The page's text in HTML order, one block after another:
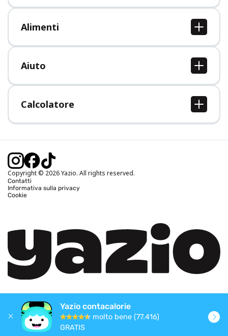
Tutte le storie di successo
Alimenti
Tutti i cibi
Aiuto
Centro assistenza
Calcolatore
Calcolo BMI (IMC)
Calcolo peso ideale
Calcolo calorie bruciate
Copyright © 2026 Yazio. All rights reserved.
Contatti
Informativa sulla privacy
Cookie
Yazio contacalorie
molto bene (77.416)
GRATIS